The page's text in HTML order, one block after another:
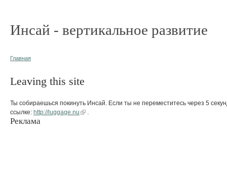
Инсай - вертикальное развитие
Главная
Leaving this site
Ты собираешься покинуть Инсай. Если ты не переместитесь через 5
ссылке: http://luggage.nu
Реклама